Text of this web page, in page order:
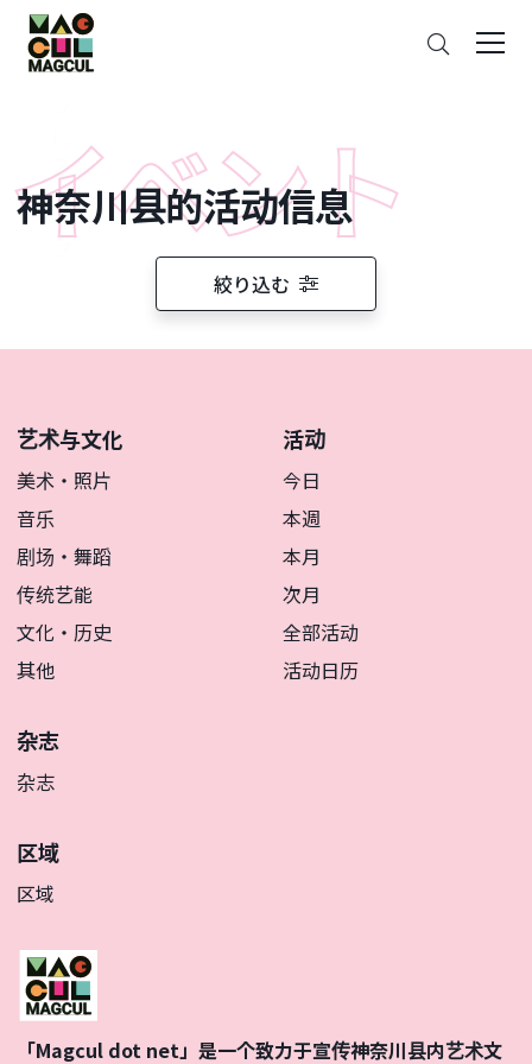
ン
テ
ン
ス
キ
ッ
神奈川县的活动信息
絞り込む
艺术与文化
美术・照片
音乐
剧场・舞蹈
传统艺能
文化・历史
其他
活动
今日
本週
本月
次月
全部活动
活动日历
杂志
杂志
区域
区域
「Magcul dot net」是一个致力于宣传神奈川县内艺术文